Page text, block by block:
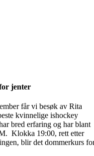
jenter
får vi besøk av Rita
kvinnelige ishockey
bred erfaring og har blant
Klokka 19:00, rett etter
blir det dommerkurs